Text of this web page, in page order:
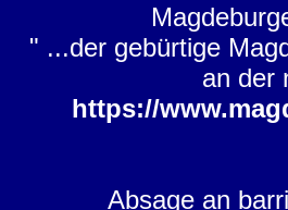
" ...der gebürtige
an der
https://
Absage an